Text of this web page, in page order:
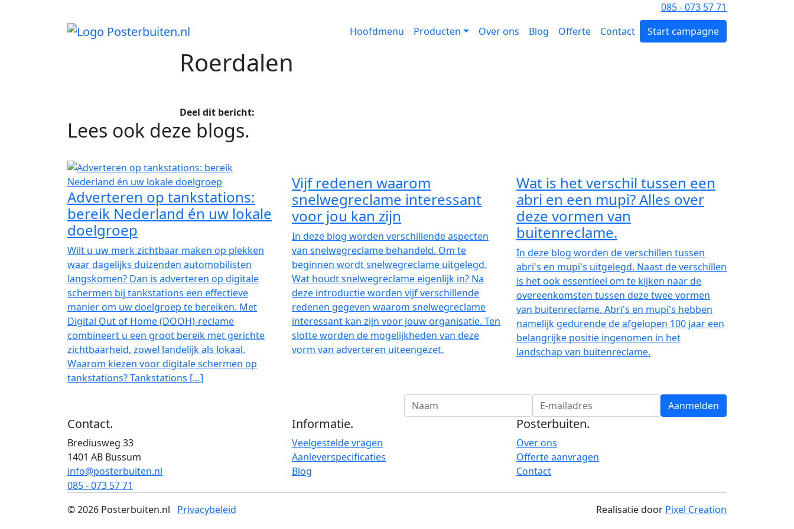
085 - 073 57 71
Hoofdmenu
Producten Over ons Blog Offerte Contact Start campagne
Roerdalen
Deel dit bericht:
Lees ook deze blogs.
Adverteren op tankstations:
bereik Nederland én uw lokale
doelgroep
Wilt u uw merk zichtbaar maken op plekken
waar dagelijks duizenden automobilisten
langskomen? Dan is adverteren op digitale
schermen bij tankstations een effectieve
manier om uw doelgroep te bereiken. Met
Digital Out of Home (DOOH)-reclame
combineert u een groot bereik met gerichte
zichtbaarheid, zowel landelijk als lokaal.
Waarom kiezen voor digitale schermen op
tankstations? Tankstations […]
Vijf redenen waarom
snelwegreclame interessant
voor jou kan zijn
In deze blog worden verschillende aspecten
van snelwegreclame behandeld. Om te
beginnen wordt snelwegreclame uitgelegd.
Wat houdt snelwegreclame eigenlijk in? Na
deze introductie worden vijf verschillende
redenen gegeven waarom snelwegreclame
interessant kan zijn voor jouw organisatie. Ten
slotte worden de mogelijkheden van deze
Wat is het verschil tussen een
abri en een mupi? Alles over
deze vormen van
buitenreclame.
In deze blog worden de verschillen tussen
abri's en mupi's uitgelegd. Naast de verschillen
is het ook essentieel om te kijken naar de
overeenkomsten tussen deze twee vormen
van buitenreclame. Abri's en mupi's hebben
namelijk gedurende de afgelopen 100 jaar een
Aanmelden
Contact.
Brediusweg 33
1401 AB Bussum
info@posterbuiten.nl
085 - 073 57 71
Informatie.
Veelgestelde vragen
Aanleverspecificaties
Blog
Posterbuiten.
Over ons
Offerte aanvragen
Contact
© 2026 Posterbuiten.nl Privacybeleid Realisatie doorPixel Creation